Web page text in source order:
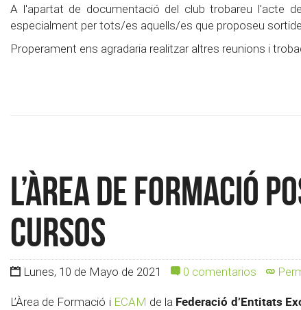
A l'apartat de documentació del club trobareu l'acte
especialment per tots/es aquells/es que proposeu
Properament ens agradaria realitzar altres reunions i
L’Àrea de Formació
cursos
Lunes, 10 de Mayo de 2021 0 comentarios
L’Àrea de Formació i ECAM de la Federació d’Entitats